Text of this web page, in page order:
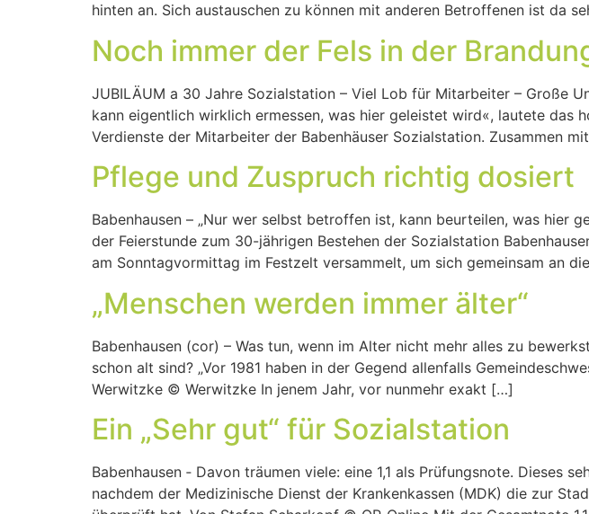
hinten an. Sich austauschen zu können mit anderen Betroffenen ist da
Noch immer der Fels in der
JUBILÄUM a 30 Jahre Sozialstation – Viel Lob für Mitarbeiter – Große
kann eigentlich wirklich ermessen, was hier geleistet wird«, lautete
Verdienste der Mitarbeiter der Babenhäuser Sozialstation. Zusammen
Pflege und Zuspruch richtig dosiert
Babenhausen – „Nur wer selbst betroffen ist, kann beurteilen, was hier
der Feierstunde zum 30-jährigen Bestehen der Sozialstation
am Sonntagvormittag im Festzelt versammelt, um sich gemeinsam an
„Menschen werden immer älter“
Babenhausen (cor) – Was tun, wenn im Alter nicht mehr alles zu
schon alt sind? „Vor 1981 haben in der Gegend allenfalls
Werwitzke © Werwitzke In jenem Jahr, vor nunmehr exakt […]
Ein „Sehr gut“ für Sozialstation
Babenhausen ‐ Davon träumen viele: eine 1,1 als Prüfungsnote. Dieses
nachdem der Medizinische Dienst der Krankenkassen (MDK) die zur